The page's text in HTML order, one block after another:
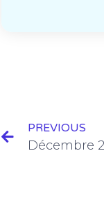
PREVIOUS